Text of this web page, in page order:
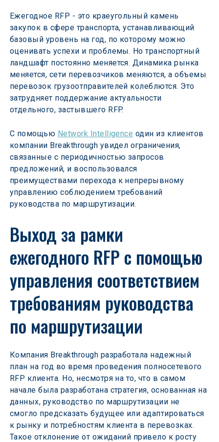
Ежегодное RFP - это краеугольный камень
закупок в сфере транспорта, устанавливающий
базовый уровень на год, по которому можно
оценивать успехи и проблемы. Но транспортный
ландшафт постоянно меняется. Динамика рынка
меняется, сети перевозчиков меняются, а объемы
перевозок грузоотправителей колеблются. Это
затрудняет поддержание актуальности
отдельного, застывшего RFP.
С помощью Network Intelligence один из клиентов
компании Breakthrough увидел ограничения,
связанные с периодичностью запросов
предложений, и воспользовался
преимуществами перехода к непрерывному
управлению соблюдением требований
руководства по маршрутизации.
Выход за рамки
ежегодного RFP с помощью
управления соответствием
требованиям руководства
по маршрутизации
Компания Breakthrough разработала надежный
план на год во время проведения полносетевого
RFP клиента. Но, несмотря на то, что в самом
начале была разработана стратегия, основанная на
данных, руководство по маршрутизации не
смогло предсказать будущее или адаптироваться
к рынку и потребностям клиента в перевозках.
Такое отклонение от ожиданий привело к росту